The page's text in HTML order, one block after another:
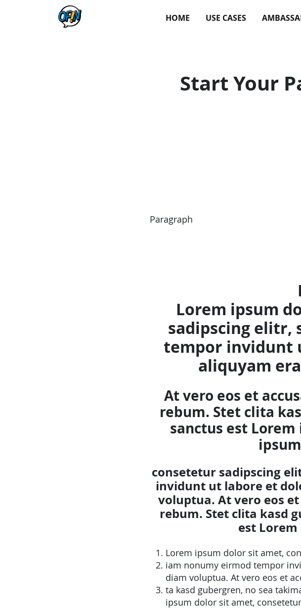
HOME USE CASES
Start Your
Paragraph
Lorem ipsum
sadipscing elitr,
tempor invidunt
aliquyam
At vero eos et
rebum. Stet clita
sanctus est
consetetur sadipscing
invidunt ut labore et
voluptua. At vero eos
rebum. Stet clita kasd
est
Lorem ipsum dolor sit amet,
iam nonumy eirmod tempor
diam voluptua. At vero eos et
ta kasd gubergren, no sea
ipsum dolor sit amet,